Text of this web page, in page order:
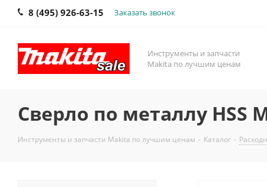
8 (495) 926-63-15 Заказать звонок
Инструменты и запчасти
Makita по лучшим ценам
Сверло по металлу HSS
Инструменты и запчасти Makita по лучшим ценам - Каталог -